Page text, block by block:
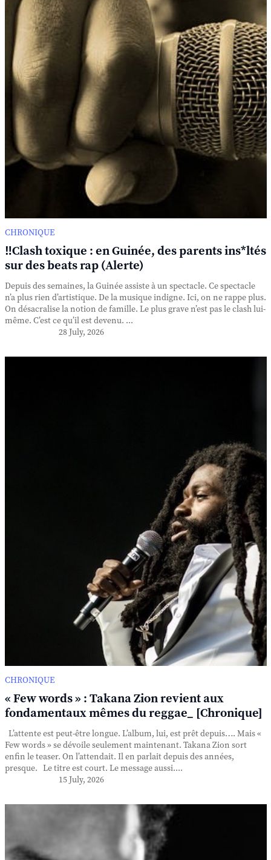
CHRONIQUE
‼️Clash toxique : en Guinée, des parents ins*ltés
sur des beats rap (Alerte)
Depuis des semaines, la Guinée assiste à un spectacle. Ce spectacle
n’a plus rien d’artistique. De la musique indigne. Ici, on ne rappe plus.
On désacralise la notion de famille. Le plus grave n’est pas le clash lui-
même. C’est ce qu’il est devenu. ...
28 July, 2026
CHRONIQUE
« Few words » : Takana Zion revient aux
fondamentaux mêmes du reggae_ [Chronique]
L’attente est peut-être longue. L’album, lui, est prêt depuis…. Mais «
Few words » se dévoile seulement maintenant. Takana Zion sort
enfin le teaser. On l’attendait. Il en parlait depuis des années,
presque. Le titre est court. Le message aussi....
15 July, 2026